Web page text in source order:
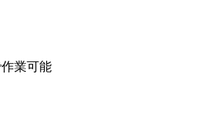
業可能